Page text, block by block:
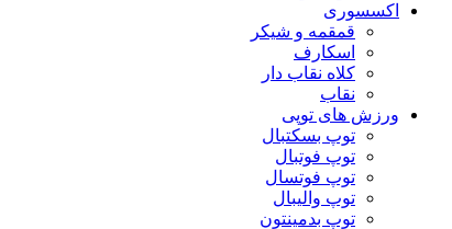
اکسسوری
قمقمه و شیکر
اسکارف
کلاه نقاب دار
نقاب
ورزش های توپی
توپ بسکتبال
توپ فوتبال
توپ فوتسال
توپ والیبال
توپ بدمینتون